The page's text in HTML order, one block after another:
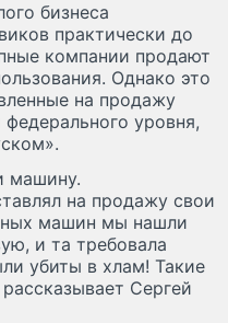
бизнеса
практически до
компании продают
Однако это
на продажу
уровня,
машину.
на продажу свои
машин мы нашли
и та требовала
убиты в хлам! Такие
Сергей